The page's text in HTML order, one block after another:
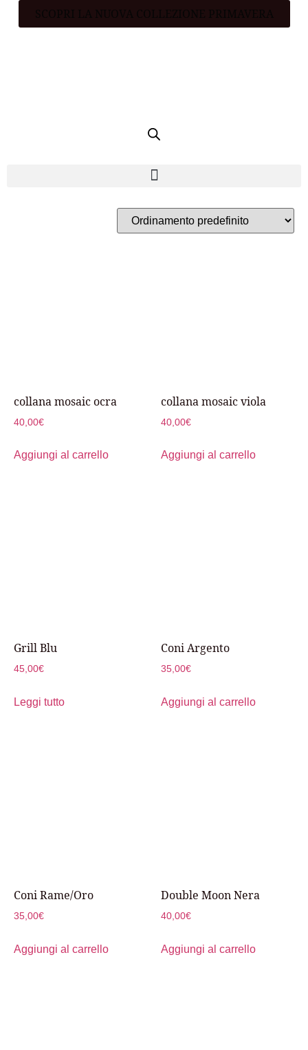
collana mosaic ocra
40,00€
Aggiungi al carrello
collana mosaic viola
40,00€
Aggiungi al carrello
Grill Blu
45,00€
Leggi tutto
Coni Argento
35,00€
Aggiungi al carrello
Coni Rame/Oro
35,00€
Aggiungi al carrello
Double Moon Nera
40,00€
Aggiungi al carrello